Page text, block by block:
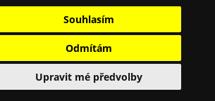
Souhlasím
Odmítám
Upravit mé předvolby